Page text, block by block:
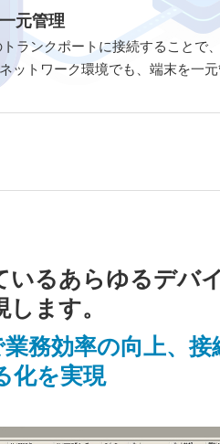
元管理
ランクポートに接続することで
ットワーク環境でも、端末を一
いるあらゆるデバ
ます。
務効率の向上、接
化を実現